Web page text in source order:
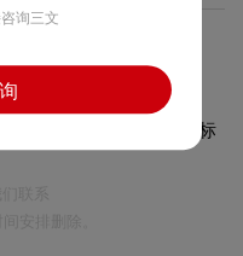
赏析:
转载时请注明出处为诗宸标
询三文